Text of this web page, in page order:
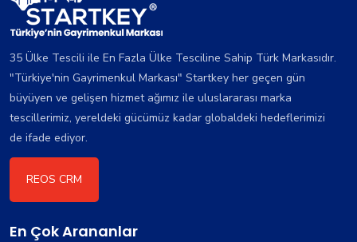
35 Ülke Tescili ile En Fazla Ülke Tesciline Sahip Türk Markasıdır.
"Türkiye'nin Gayrimenkul Markası" Startkey her geçen gün
büyüyen ve gelişen hizmet ağımız ile uluslararası marka
tescillerimiz, yereldeki gücümüz kadar globaldeki hedeflerimizi
de ifade ediyor.
REOS CRM
En Çok Arananlar